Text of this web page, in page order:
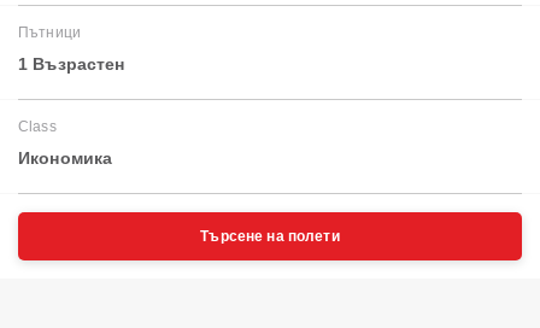
Пътници
1 Възрастен
Class
Икономика
Търсене на полети